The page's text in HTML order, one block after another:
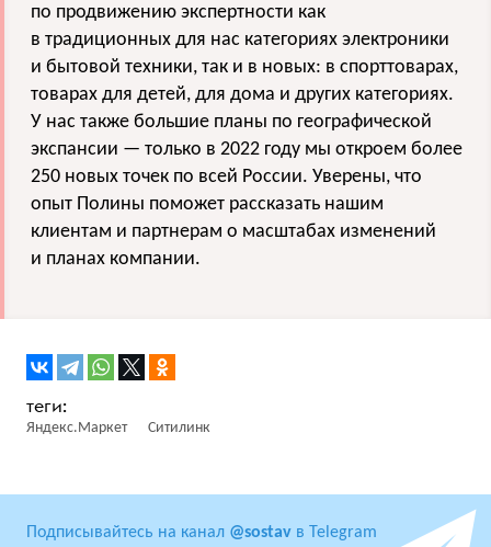
по продвижению экспертности как
в традиционных для нас категориях электроники
и бытовой техники, так и в новых: в спорттоварах,
товарах для детей, для дома и других категориях.
У нас также большие планы по географической
экспансии — только в 2022 году мы откроем более
250 новых точек по всей России. Уверены, что
опыт Полины поможет рассказать нашим
клиентам и партнерам о масштабах изменений
и планах компании.
Яндекс.Маркет Ситилинк
Подписывайтесь на канал @sostav в Telegram